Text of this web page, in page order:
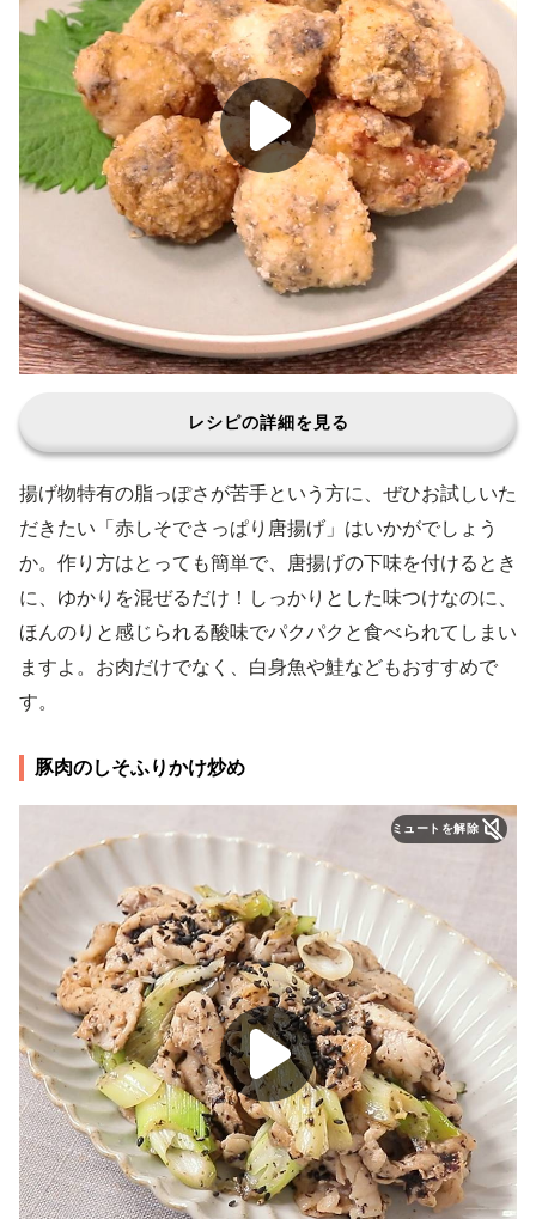
レシピの詳細を見る
揚げ物特有の脂っぽさが苦手という方に、ぜひお試しいた
だきたい「赤しそでさっぱり唐揚げ」はいかがでしょう
か。作り方はとっても簡単で、唐揚げの下味を付けるとき
に、ゆかりを混ぜるだけ！しっかりとした味つけなのに、
ほんのりと感じられる酸味でパクパクと食べられてしまい
ますよ。お肉だけでなく、白身魚や鮭などもおすすめで
す。
豚肉のしそふりかけ炒め
ミュートを解除